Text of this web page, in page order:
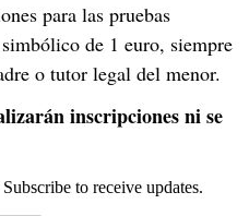
para las pruebas
de 1 euro, siempre
o tutor legal del menor.
inscripciones ni se
to receive updates.